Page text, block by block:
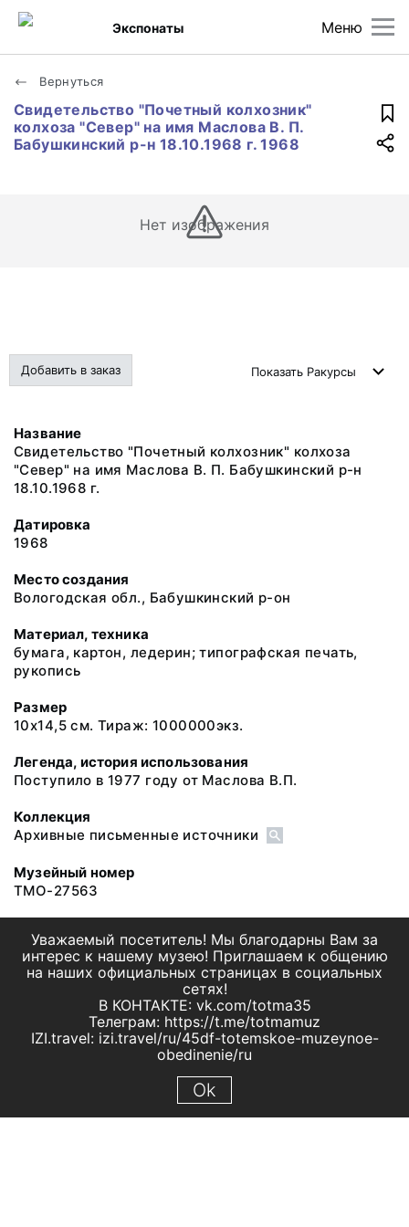
Меню
Экспонаты
Вернуться
Свидетельство "Почетный колхозник"
колхоза "Север" на имя Маслова В. П.
Бабушкинский р-н 18.10.1968 г. 1968
Нет изображения
Добавить в заказ Показать Ракурсы
Название
Свидетельство "Почетный колхозник" колхоза
"Север" на имя Маслова В. П. Бабушкинский р-н
18.10.1968 г.
Датировка
1968
Место создания
Вологодская обл., Бабушкинский р-он
Материал, техника
бумага, картон, ледерин; типографская печать,
рукопись
Размер
10х14,5 см. Тираж: 1000000экз.
Легенда, история использования
Поступило в 1977 году от Маслова В.П.
Коллекция
Архивные письменные источники
Музейный номер
ТМО-27563
Уважаемый посетитель! Мы благодарны Вам за
интерес к нашему музею! Приглашаем к общению
на наших официальных страницах в социальных
сетях!
В КОНТАКТЕ: vk.com/totma35
Телеграм: https://t.me/totmamuz
IZI.travel: izi.travel/ru/45df-totemskoe-muzeynoe-
obedinenie/ru
Ok